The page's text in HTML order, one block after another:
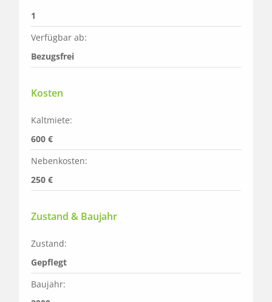
1
Verfügbar ab:
Bezugsfrei
Kosten
Kaltmiete:
600 €
Nebenkosten:
250 €
Zustand & Baujahr
Zustand:
Gepflegt
Baujahr: